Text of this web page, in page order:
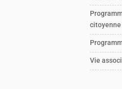
citoyenne
Vie